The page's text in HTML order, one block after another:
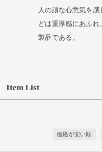
人の頑な心意気を
どは重厚感にあふ
製品である。
Item List
価格が安い順